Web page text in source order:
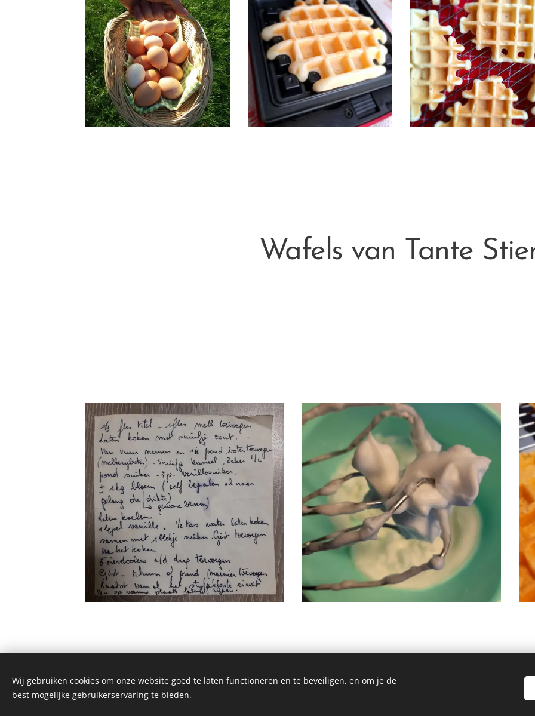
Wafels van Tante
Homemade Homegrown by Bianca ©2026
Wij gebruiken cookies om onze website goed te laten functioneren en te beveiligen, en om je de
best mogelijke gebruikerservaring te bieden.